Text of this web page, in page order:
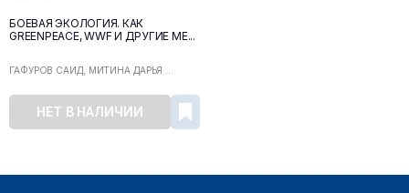
БОЕВАЯ ЭКОЛОГИЯ. КАК
GREENPEACE, WWF И ДРУГИЕ МЕ...
ГАФУРОВ САИД, МИТИНА ДАРЬЯ ...
НЕТ В НАЛИЧИИ